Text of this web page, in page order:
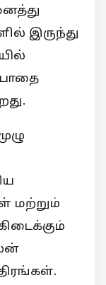
இருந்து
மற்றும்